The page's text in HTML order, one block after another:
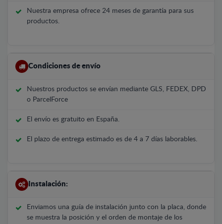
Nuestra empresa ofrece 24 meses de garantía para sus
productos.
Condiciones de envío
Nuestros productos se envían mediante GLS, FEDEX, DPD
o ParcelForce
El envío es gratuito en España.
El plazo de entrega estimado es de 4 a 7 días laborables.
Instalación:
Enviamos una guía de instalación junto con la placa, donde
se muestra la posición y el orden de montaje de los